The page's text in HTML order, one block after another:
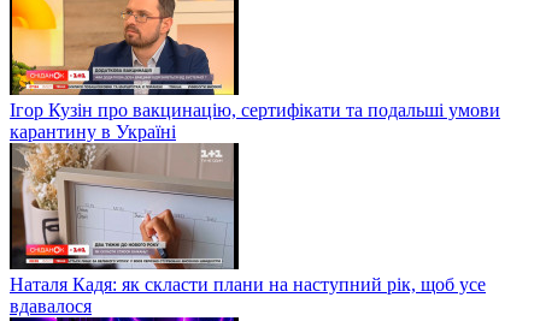
Ігор Кузін про вакцинацію, сертифікати та подальші умови
карантину в Україні
Наталя Кадя: як скласти плани на наступний рік, щоб усе
вдавалося